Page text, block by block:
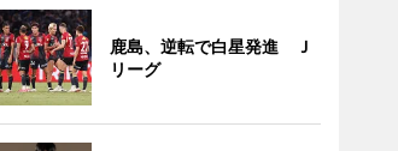
鹿島、逆転で白星発進 Ｊ
リーグ